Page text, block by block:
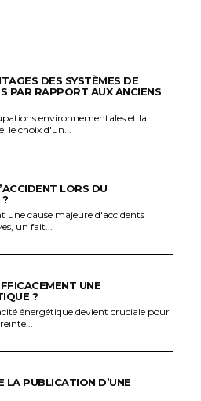
DES SYSTÈMES DE
PAR RAPPORT AUX ANCIENS
environnementales et la
le choix d'un...
LORS DU
?
une cause majeure d'accidents
un fait...
UNE
?
énergétique devient cruciale pour
LA PUBLICATION D’UNE